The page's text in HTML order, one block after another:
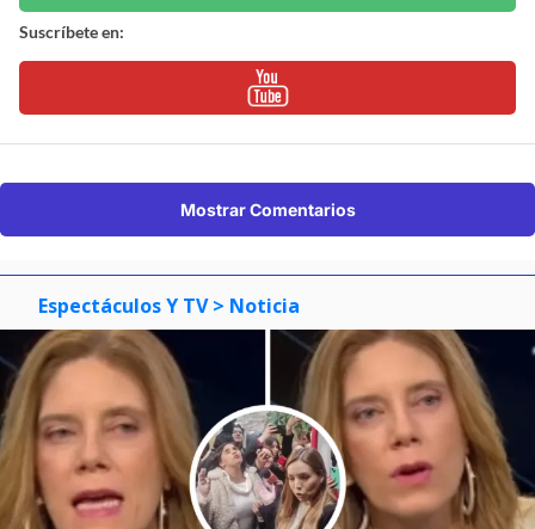
Suscríbete en:
Mostrar Comentarios
Espectáculos Y TV > Noticia